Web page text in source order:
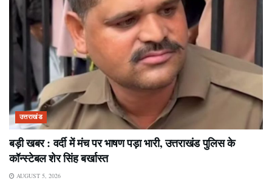
उत्तराखंड
बड़ी खबर : वर्दी में मंच पर भाषण पड़ा भारी, उत्तराखंड पुलिस के
कॉन्स्टेबल शेर सिंह बर्खास्त
AUGUST 5, 2026